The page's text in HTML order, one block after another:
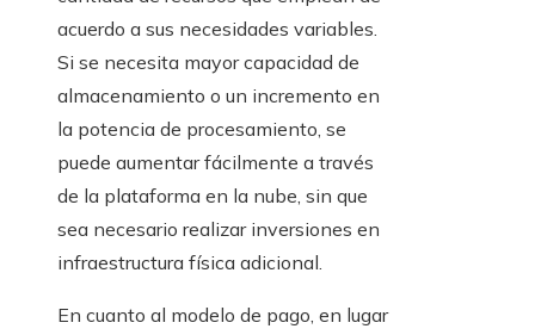
acuerdo a sus necesidades variables.
Si se necesita mayor capacidad de
almacenamiento o un incremento en
la potencia de procesamiento, se
puede aumentar fácilmente a través
de la plataforma en la nube, sin que
sea necesario realizar inversiones en
infraestructura física adicional.
En cuanto al modelo de pago, en lugar